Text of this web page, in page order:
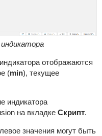
отображаются
(min), текущее
индикатора
на вкладке Скрипт.
значения могут быть